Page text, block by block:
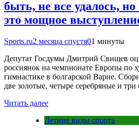
быть, не все удалось,
это мощное
Sports.ru2 месяца спустя01 минуты
Депутат Госдумы Дмитрий Свищев
россиянок на чемпионате Европы по
гимнастике в болгарской Варне.
две золотые, четыре серебряные и
Читать далее
Летние виды спорта